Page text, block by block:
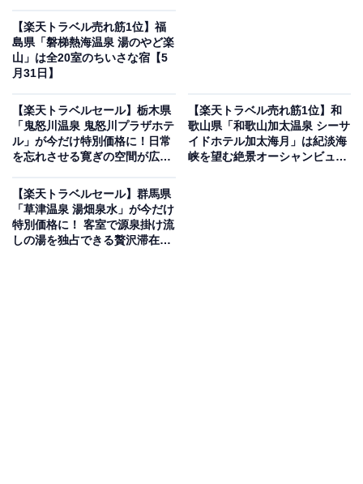
楽天トラベルでホテルを見る
この宿泊施設のおすすめポイントは？
【楽天トラベル売れ筋1位】福
島県「磐梯熱海温泉 湯のやど楽
山」は全20室のちいさな宿【5
月31日】
【楽天トラベルセール】栃木県
「鬼怒川温泉 鬼怒川プラザホテ
ル」が今だけ特別価格に！日常
を忘れさせる寛ぎの空間が広が
【楽天トラベル売れ筋1位】和
歌山県「和歌山加太温泉 シーサ
イドホテル加太海月」は紀淡海
峡を望む絶景オーシャンビュー
【楽天トラベルセール】群馬県
「草津温泉 湯畑泉水」が今だけ
特別価格に！ 客室で源泉掛け流
しの湯を独占できる贅沢滞在